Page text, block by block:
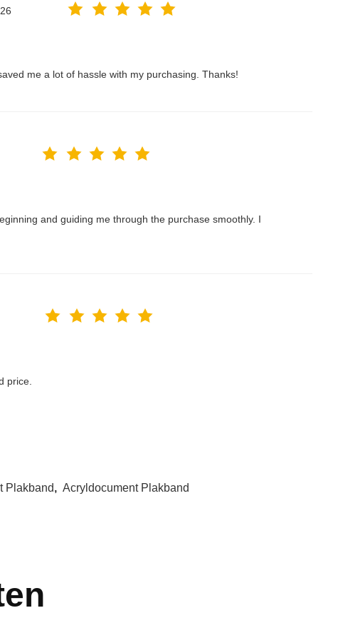
me a lot of hassle with my purchasing. Thanks!
and guiding me through the purchase smoothly. I
price.
Plakband, Acryldocument Plakband